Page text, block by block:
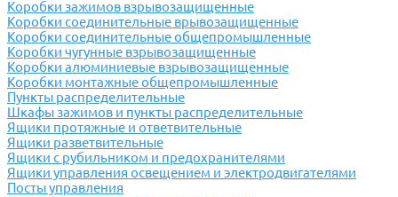
Коробки зажимов взрывозащищенные
Коробки соединительные врывозащищенные
Коробки соединительные общепромышленные
Коробки чугунные взрывозащищенные
Коробки алюминиевые взрывозащищенные
Коробки монтажные общепромышленные
Пункты распределительные
Шкафы зажимов и пункты распределительные
Ящики протяжные и ответвительные
Ящики разветвительные
Ящики с рубильником и предохранителями
Ящики управления освещением и электродвигателями
Посты управления